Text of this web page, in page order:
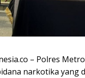
– Polres
narkotika yang